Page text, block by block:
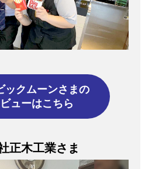
ックムーンさまの
ューはこちら
正木工業さま